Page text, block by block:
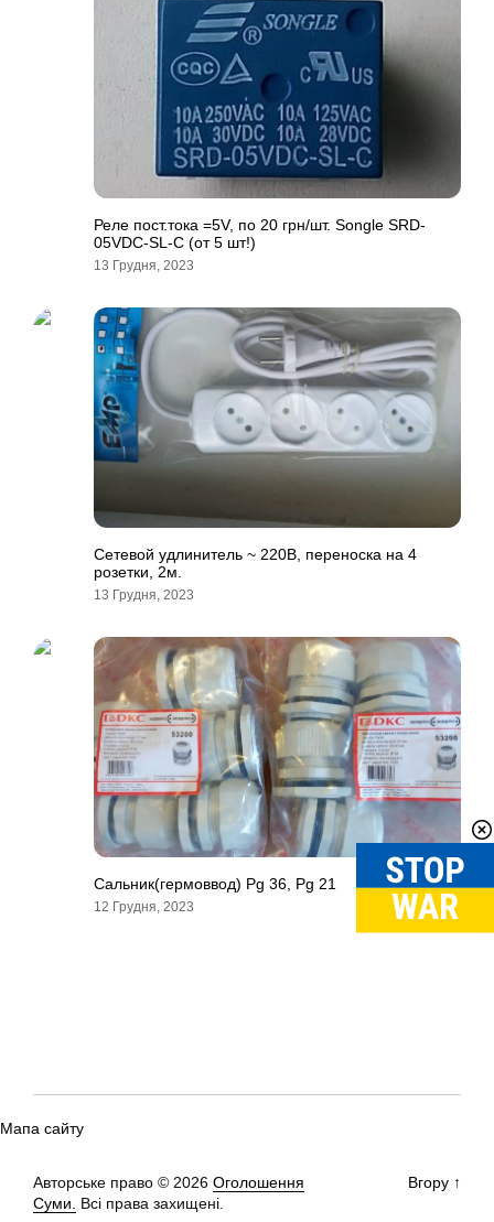
Реле пост.тока =5V, по 20 грн/шт. Songle SRD-
05VDC-SL-C (от 5 шт!)
13 Грудня, 2023
Сетевой удлинитель ~ 220В, переноска на 4
розетки, 2м.
13 Грудня, 2023
Сальник(гермоввод) Pg 36, Pg 21
12 Грудня, 2023
Мапа сайту
Авторське право © 2026 Оголошення
Суми.
Всі права захищені.
Вгору ↑